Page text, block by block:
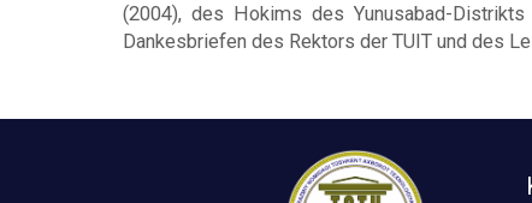
(2004), des Hokims des Yunusabad-Distrikts
Dankesbriefen des Rektors der TUIT und des